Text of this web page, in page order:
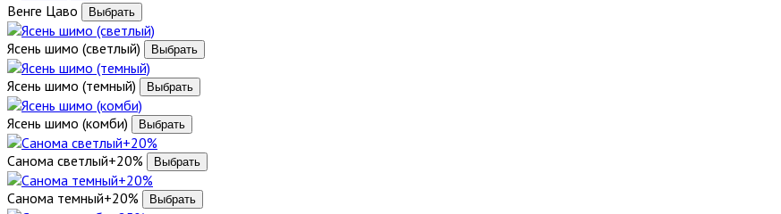
Венге Цаво
Ясень шимо (светлый)
Ясень шимо (темный)
Ясень шимо (комби)
Санома светлый+20%
Санома темный+20%